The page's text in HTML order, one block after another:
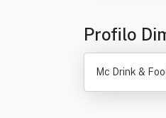
Profilo
Mc Drink &